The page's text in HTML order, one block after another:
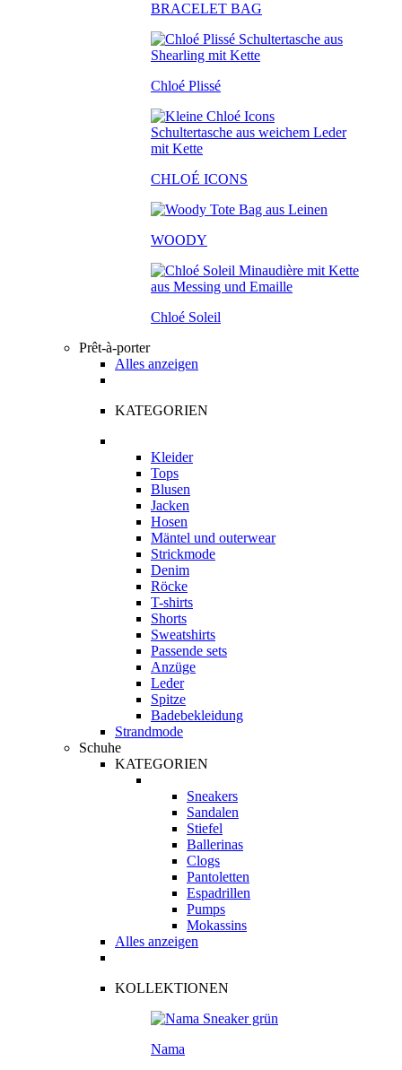
BRACELET BAG
Chloé Plissé
CHLOÉ ICONS
WOODY
Chloé Soleil
Prêt-à-porter
Alles anzeigen
KATEGORIEN
Kleider
Tops
Blusen
Jacken
Hosen
Mäntel und outerwear
Strickmode
Denim
Röcke
T-shirts
Shorts
Sweatshirts
Passende sets
Anzüge
Leder
Spitze
Badebekleidung
Strandmode
Schuhe
KATEGORIEN
Sneakers
Sandalen
Stiefel
Ballerinas
Clogs
Pantoletten
Espadrillen
Pumps
Mokassins
Alles anzeigen
KOLLEKTIONEN
Nama